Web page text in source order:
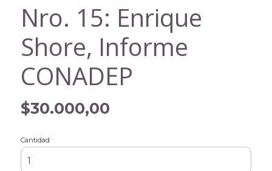
Nro. 15: Enrique
Shore, Informe
CONADEP
$30.000,00
Cantidad